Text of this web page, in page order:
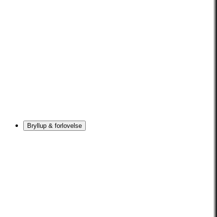
Bryllup & forlovelse